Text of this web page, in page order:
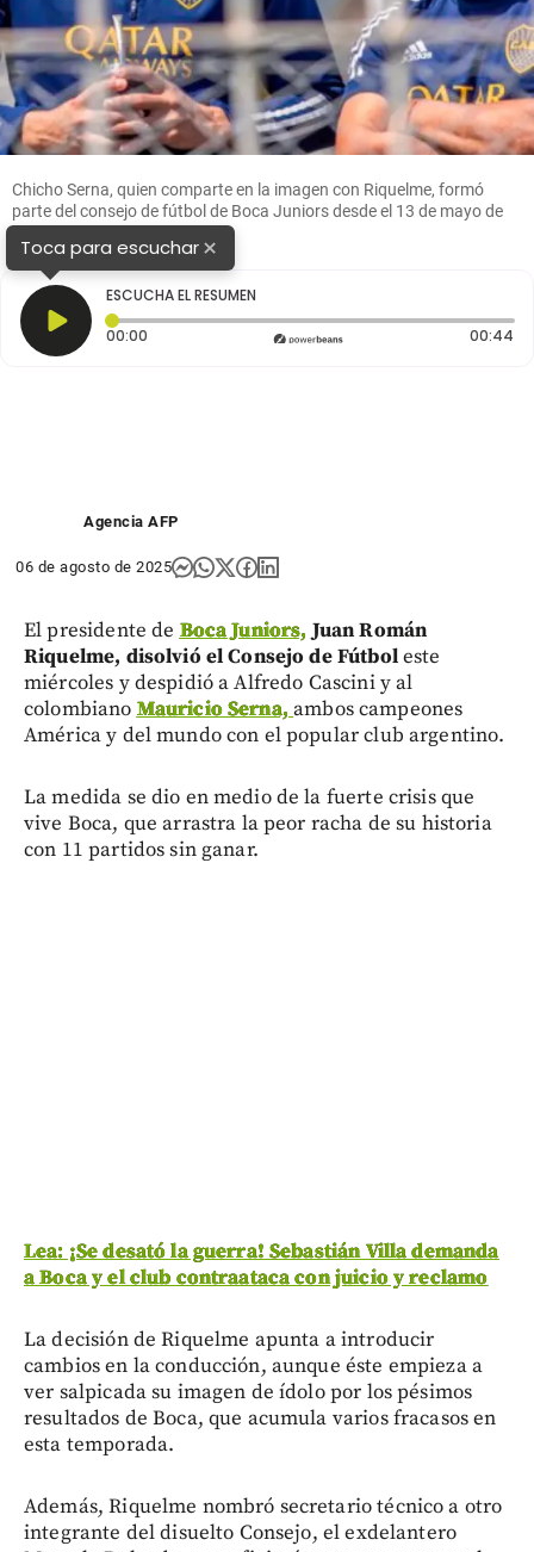
Chicho Serna, quien comparte en la imagen con Riquelme, formó
parte del consejo de fútbol de Boca Juniors desde el 13 de mayo de
2022. FOTO
Toca para escuchar×
ESCUCHA EL RESUMEN
00:00 Tiempo transcurrido: 0 segundos 00:44
Agencia AFP
06 de agosto de 2025
El presidente de Boca Juniors, Juan Román
Riquelme, disolvió el Consejo de Fútboleste
miércoles y despidió a Alfredo Cascini y al
colombiano Mauricio Serna,ambos campeones
América y del mundo con el popular club argentino.
La medida se dio en medio de la fuerte crisis que
vive Boca, que arrastra la peor racha de su historia
con 11 partidos sin ganar.
Lea: ¡Se desató la guerra! Sebastián Villa demanda
a Boca y el club contraataca con juicio y reclamo
La decisión de Riquelme apunta a introducir
cambios en la conducción, aunque éste empieza a
ver salpicada su imagen de ídolo por los pésimos
resultados de Boca, que acumula varios fracasos en
esta temporada.
Además, Riquelme nombró secretario técnico a otro
integrante del disuelto Consejo, el exdelantero